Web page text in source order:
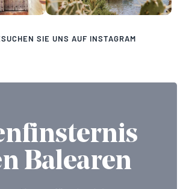
SIE UNS AUF INSTAGRAM
Balearen